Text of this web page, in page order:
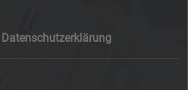
Datenschutzerklärung